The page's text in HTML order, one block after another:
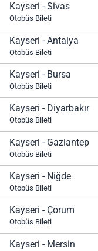
Kayseri - Sivas
Otobüs Bileti
Kayseri - Antalya
Otobüs Bileti
Kayseri - Bursa
Otobüs Bileti
Kayseri - Diyarbakır
Otobüs Bileti
Kayseri - Gaziantep
Otobüs Bileti
Kayseri - Niğde
Otobüs Bileti
Kayseri - Çorum
Otobüs Bileti
Kayseri - Mersin